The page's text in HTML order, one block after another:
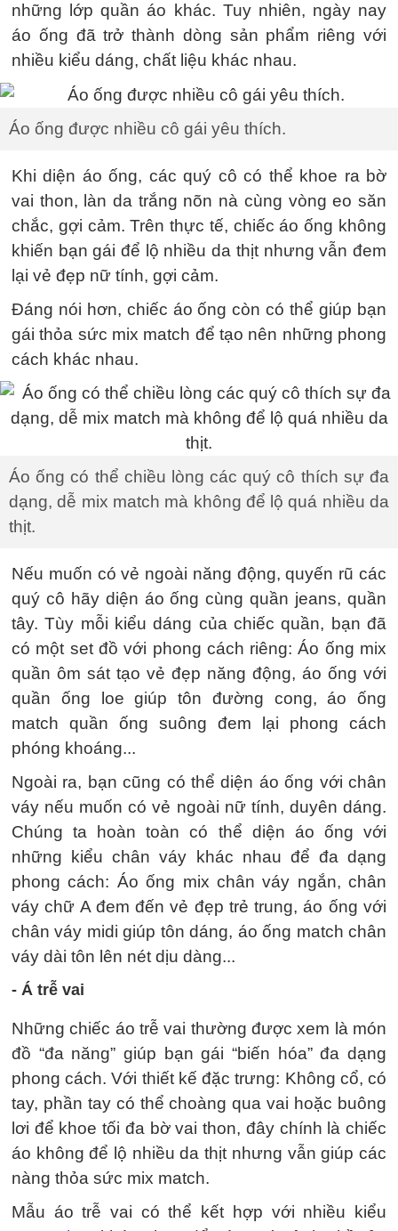
những lớp quần áo khác. Tuy nhiên, ngày nay
áo ống đã trở thành dòng sản phẩm riêng với
nhiều kiểu dáng, chất liệu khác nhau.
Áo ống được nhiều cô gái yêu thích.
Khi diện áo ống, các quý cô có thể khoe ra bờ
vai thon, làn da trắng nõn nà cùng vòng eo săn
chắc, gợi cảm. Trên thực tế, chiếc áo ống không
khiến bạn gái để lộ nhiều da thịt nhưng vẫn đem
lại vẻ đẹp nữ tính, gợi cảm.
Đáng nói hơn, chiếc áo ống còn có thể giúp bạn
gái thỏa sức mix match để tạo nên những phong
cách khác nhau.
Áo ống có thể chiều lòng các quý cô thích sự đa
dạng, dễ mix match mà không để lộ quá nhiều da
thịt.
Nếu muốn có vẻ ngoài năng động, quyến rũ các
quý cô hãy diện áo ống cùng quần jeans, quần
tây. Tùy mỗi kiểu dáng của chiếc quần, bạn đã
có một set đồ với phong cách riêng: Áo ống mix
quần ôm sát tạo vẻ đẹp năng động, áo ống với
quần ống loe giúp tôn đường cong, áo ống
match quần ống suông đem lại phong cách
phóng khoáng...
Ngoài ra, bạn cũng có thể diện áo ống với chân
váy nếu muốn có vẻ ngoài nữ tính, duyên dáng.
Chúng ta hoàn toàn có thể diện áo ống với
những kiểu chân váy khác nhau để đa dạng
phong cách: Áo ống mix chân váy ngắn, chân
váy chữ A đem đến vẻ đẹp trẻ trung, áo ống với
chân váy midi giúp tôn dáng, áo ống match chân
váy dài tôn lên nét dịu dàng...
- Á trễ vai
Những chiếc áo trễ vai thường được xem là món
đồ “đa năng” giúp bạn gái “biến hóa” đa dạng
phong cách. Với thiết kế đặc trưng: Không cổ, có
tay, phần tay có thể choàng qua vai hoặc buông
lơi để khoe tối đa bờ vai thon, đây chính là chiếc
áo không để lộ nhiều da thịt nhưng vẫn giúp các
nàng thỏa sức mix match.
Mẫu áo trễ vai có thể kết hợp với nhiều kiểu